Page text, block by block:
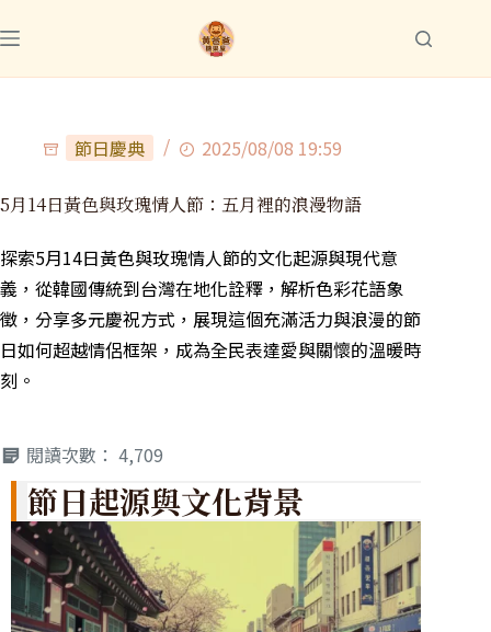
節日慶典 2025/08/08 19:59
5月14日黃色與玫瑰情人節：五月裡的浪漫物語
探索5月14日黃色與玫瑰情人節的文化起源與現代意
義，從韓國傳統到台灣在地化詮釋，解析色彩花語象
徵，分享多元慶祝方式，展現這個充滿活力與浪漫的節
日如何超越情侶框架，成為全民表達愛與關懷的溫暖時
刻。
閱讀次數： 4,709
節日起源與文化背景